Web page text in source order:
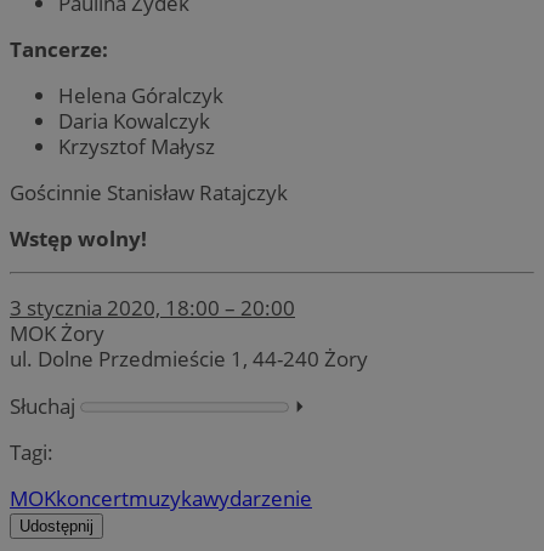
Tancerze:
Helena Góralczyk
Daria Kowalczyk
Krzysztof Małysz
Gościnnie Stanisław Ratajczyk
Wstęp wolny!
3 stycznia 2020, 18:00 – 20:00
MOK Żory
ul. Dolne Przedmieście 1, 44-240 Żory
Słuchaj
⏵︎
Tagi:
MOKkoncertmuzykawydarzenie
Udostępnij